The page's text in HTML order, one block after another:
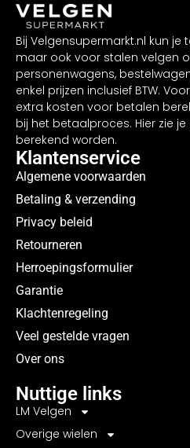
Bij Velgensupermarkt.nl kun
maar ook voor stalen velgen
personenwagens,
enkel prijzen inclusief BTW.
extra kosten voor betalen
bij het betaalproces. Hier zie
berekend worden.
Klantenservice
Algemene voorwaarden
Betaling & verzending
Privacy beleid
Retourneren
Herroepingsformulier
Garantie
Klachtenregeling
Veel gestelde vragen
Over ons
Nuttige links
LM Velgen
Overige wielen